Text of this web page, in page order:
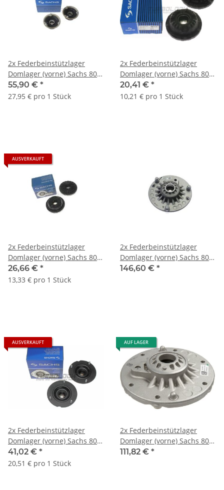
2x Federbeinstützlager
Domlager (vorne) Sachs 802
397 - BMW E81 E82 E87 E88
E90-92 E60/61 E84
55,90 € *
27,95 € pro 1 Stück
2x Federbeinstützlager
Domlager (vorne) Sachs 802
514 - Audi A4 (B8) A5 (8T) Q5
(8R) Porsche Macan (95B)
20,41 € *
10,21 € pro 1 Stück
AUSVERKAUFT
2x Federbeinstützlager
Domlager (vorne) Sachs 802
515 - Audi A4 (B8) A5 (8T) Q5
(8R)
26,66 € *
13,33 € pro 1 Stück
2x Federbeinstützlager
Domlager (vorne) Sachs 802
648 - BMW F20 F21 F22 F30
146,60 € *
AUSVERKAUFT
2x Federbeinstützlager
Domlager (vorne) Sachs 803
151 - BMW E28 E30 E34
(518-525i/tds) Z1
41,02 € *
20,51 € pro 1 Stück
AUF LAGER
2x Federbeinstützlager
Domlager (vorne) Sachs 803
213 - BMW 3er F30 F31
111,82 € *